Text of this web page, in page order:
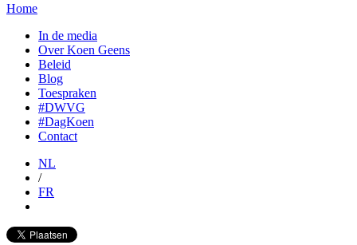
Home
In de media
Over Koen Geens
Beleid
Blog
Toespraken
#DWVG
#DagKoen
Contact
NL
/
FR